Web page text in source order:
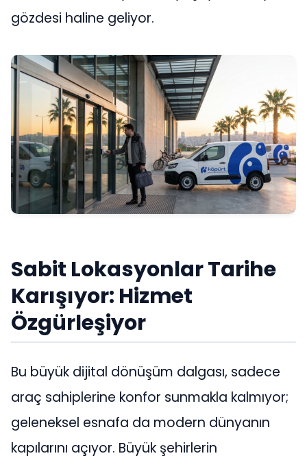
gözdesi haline geliyor.
Sabit LokasyonlarTarihe
Karışıyor: Hizmet
Özgürleşiyor
Bu büyük dijital dönüşüm dalgası, sadece
araç sahiplerine konfor sunmakla kalmıyor;
geleneksel esnafa da modern dünyanın
kapılarını açıyor. Büyük şehirlerin